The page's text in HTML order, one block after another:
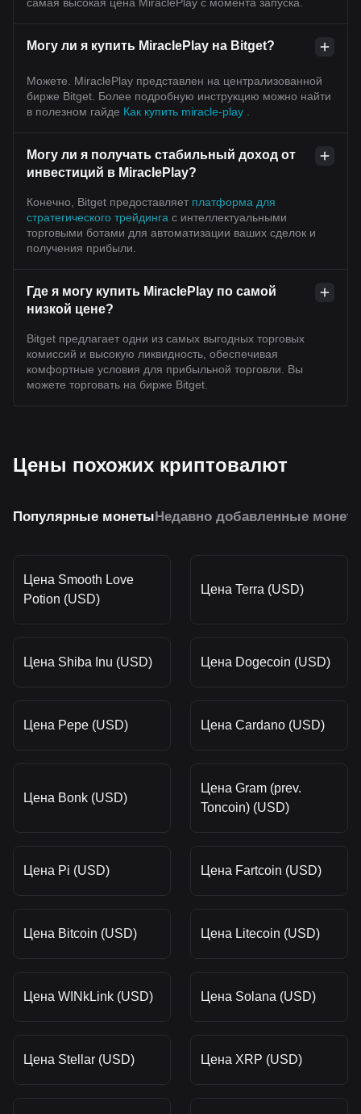
Могу ли я купить MiraclePlay на Bitget?
Можете. MiraclePlay представлен на централизованной
бирже Bitget. Более подробную инструкцию можно найти
в полезном гайде Как купить miracle-play
Могу ли я получать стабильный доход от
инвестиций в MiraclePlay?
Конечно, Bitget предоставляет платформа для
стратегического трейдинга с интеллектуальными
торговыми ботами для автоматизации ваших сделок и
получения прибыли.
Где я могу купить MiraclePlay по самой
низкой цене?
Bitget предлагает одни из самых выгодных торговых
комиссий и высокую ликвидность, обеспечивая
комфортные условия для прибыльной торговли. Вы
можете торговать на бирже Bitget.
Цены похожих криптовалют
Популярные монетыНедавно добавленные
Цена Smooth Love
Potion (USD)
Цена Terra (USD)
Цена Shiba Inu (USD) Цена Dogecoin (USD)
Цена Pepe (USD) Цена Cardano (USD)
Цена Bonk (USD)
Цена Gram (prev.
Toncoin) (USD)
Цена Pi (USD) Цена Fartcoin (USD)
Цена Bitcoin (USD) Цена Litecoin (USD)
Цена WINkLink (USD) Цена Solana (USD)
Цена Stellar (USD) Цена XRP (USD)